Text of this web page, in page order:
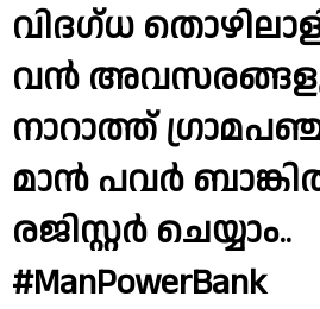
വിദഗ്ധ
വൻ
നാറാത്ത്
മാൻ പവർ
രജിസ്റ്റർ ചെയ്യാം..
#ManPowerBank